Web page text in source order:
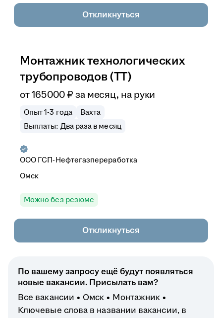
Откликнуться
Монтажник технологических
трубопроводов (ТТ)
от165 000 ₽ за месяц, на руки
Опыт 1-3 года
Вахта
Выплаты: Два раза в месяц
ООО ГСП-Нефтегазпереработка
Омск
Можно без резюме
Откликнуться
По вашему запросу ещё будут появляться
новые вакансии. Присылать вам?
Все вакансии
Омск
Монтажник
Ключевые слова в названии вакансии, в